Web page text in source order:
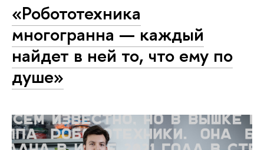
«Робототехника
многогранна — каждый
найдет в ней то, что ему по
душе»